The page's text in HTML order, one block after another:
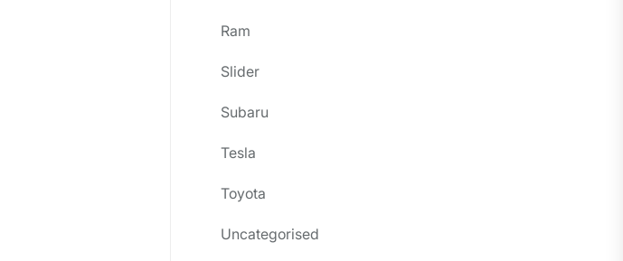
Ram
Slider
Subaru
Tesla
Toyota
Uncategorised